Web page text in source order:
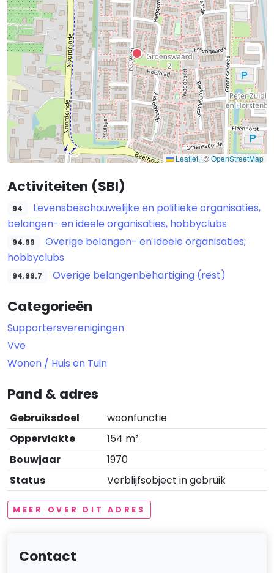
Leaflet|©OpenStreetMap
Activiteiten (SBI)
94
Levensbeschouwelijke en politieke organisaties,
belangen- en ideële organisaties, hobbyclubs
94.99
Overige belangen- en ideële organisaties;
hobbyclubs
94.99.7 Overige belangenbehartiging (rest)
Categorieën
Supportersverenigingen
Vve
Wonen / Huis en Tuin
Pand & adres
Gebruiksdoel
woonfunctie
Oppervlakte
154 m²
Bouwjaar
1970
Status
Verblijfsobject in gebruik
MEER OVER DIT ADRES
Contact